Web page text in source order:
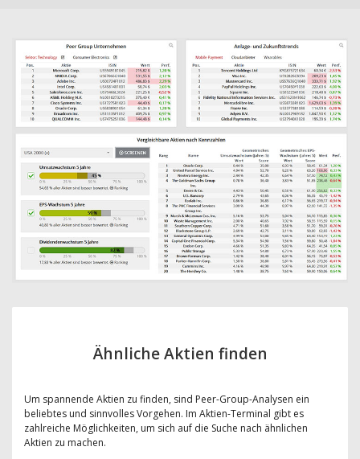
Ähnliche Aktien finden
Um spannende Aktien zu finden, sind Peer-Group-Analysen ein
beliebtes und sinnvolles Vorgehen. Im Aktien-Terminal gibt es
zahlreiche Möglichkeiten, um sich auf die Suche nach ähnlichen
Aktien zu machen.